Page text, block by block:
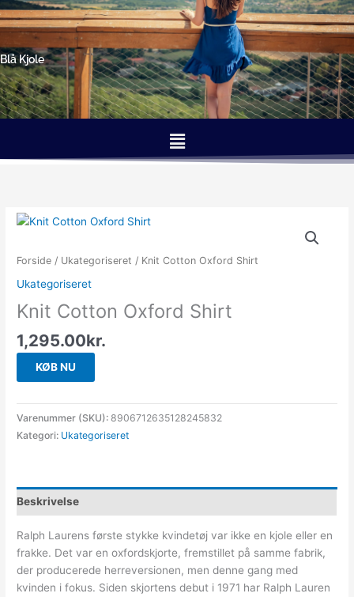
Gå
til
indholdet
Blå Kjole
Menu
Forside / Ukategoriseret / Knit Cotton Oxford Shirt
Ukategoriseret
Knit Cotton Oxford Shirt
1,295.00kr.
KØB NU
Varenummer (SKU):8906712635128245832
Kategori: Ukategoriseret
Beskrivelse
Ralph Laurens første stykke kvindetøj var ikke en kjole eller en
frakke. Det var en oxfordskjorte, fremstillet på samme fabrik,
der producerede herreversionen, men denne gang med
kvinden i fokus. Siden skjortens debut i 1971 har Ralph Lauren